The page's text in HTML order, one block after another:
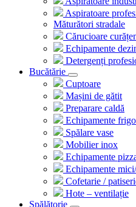
Aspiratoare
Măturători stradale
Cărucioare
Echipamente
Detergenți
Bucătărie
Cuptoare
Mașini de gătit
Preparare caldă
Echipamente
Spălare vase
Mobilier inox
Echipamente
Echipamente
Cofetarie /
Hote – ventilație
Spălătorie